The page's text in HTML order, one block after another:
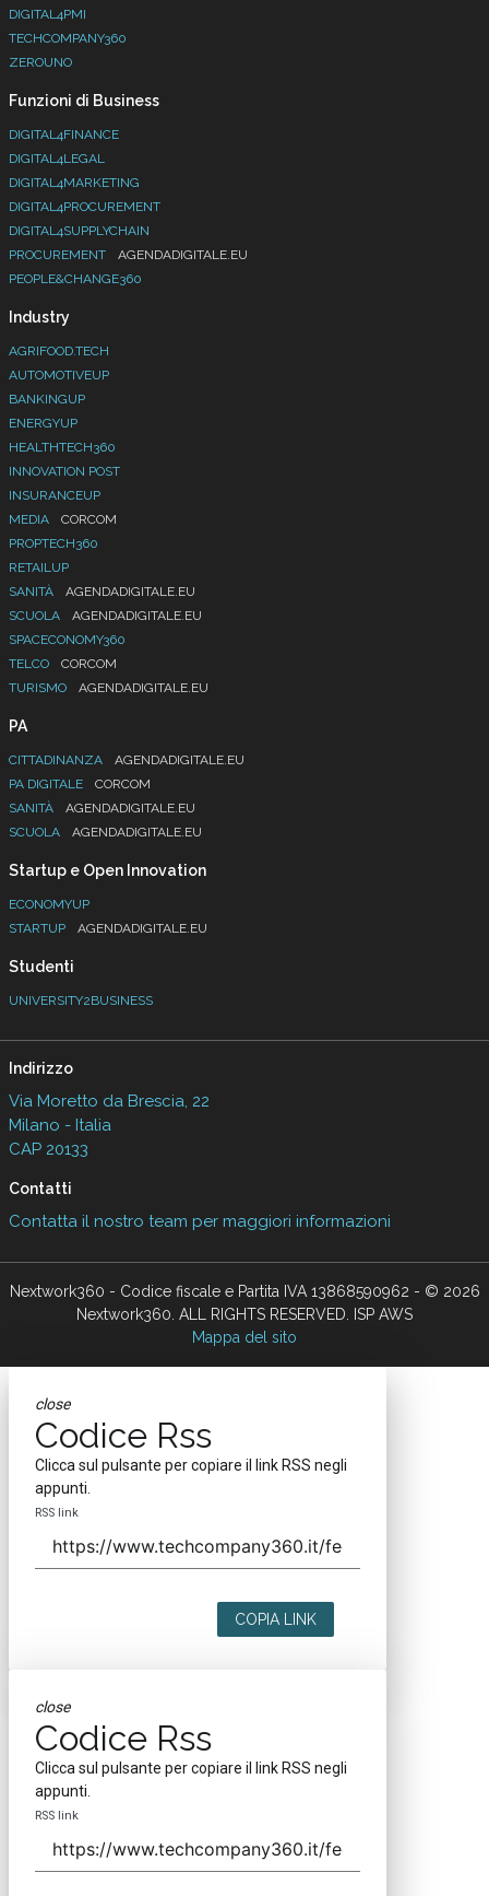
DIGITAL4PMI
TECHCOMPANY360
ZEROUNO
Funzioni di Business
DIGITAL4FINANCE
DIGITAL4LEGAL
DIGITAL4MARKETING
DIGITAL4PROCUREMENT
DIGITAL4SUPPLYCHAIN
PROCUREMENT
AGENDADIGITALE.EU
PEOPLE&CHANGE360
Industry
AGRIFOOD.TECH
AUTOMOTIVEUP
BANKINGUP
ENERGYUP
HEALTHTECH360
INNOVATION POST
INSURANCEUP
MEDIA
CORCOM
PROPTECH360
RETAILUP
SANITÀ
AGENDADIGITALE.EU
SCUOLA
AGENDADIGITALE.EU
SPACECONOMY360
TELCO
CORCOM
TURISMO
AGENDADIGITALE.EU
PA
CITTADINANZA
AGENDADIGITALE.EU
PA DIGITALE
CORCOM
SANITÀ
AGENDADIGITALE.EU
SCUOLA
AGENDADIGITALE.EU
Startup e Open Innovation
ECONOMYUP
STARTUP
AGENDADIGITALE.EU
Studenti
UNIVERSITY2BUSINESS
Indirizzo
Via Moretto da Brescia, 22
Milano - Italia
CAP 20133
Contatti
Contatta il nostro team per maggiori informazioni
Nextwork360 - Codice fiscale e Partita IVA 13868590962 - © 2026
Nextwork360. ALL RIGHTS RESERVED. ISP AWS
Mappa del sito
close
Codice Rss
Clicca sul pulsante per copiare il link RSS negli
appunti.
RSS link
COPIA LINK
close
Codice Rss
Clicca sul pulsante per copiare il link RSS negli
appunti.
RSS link